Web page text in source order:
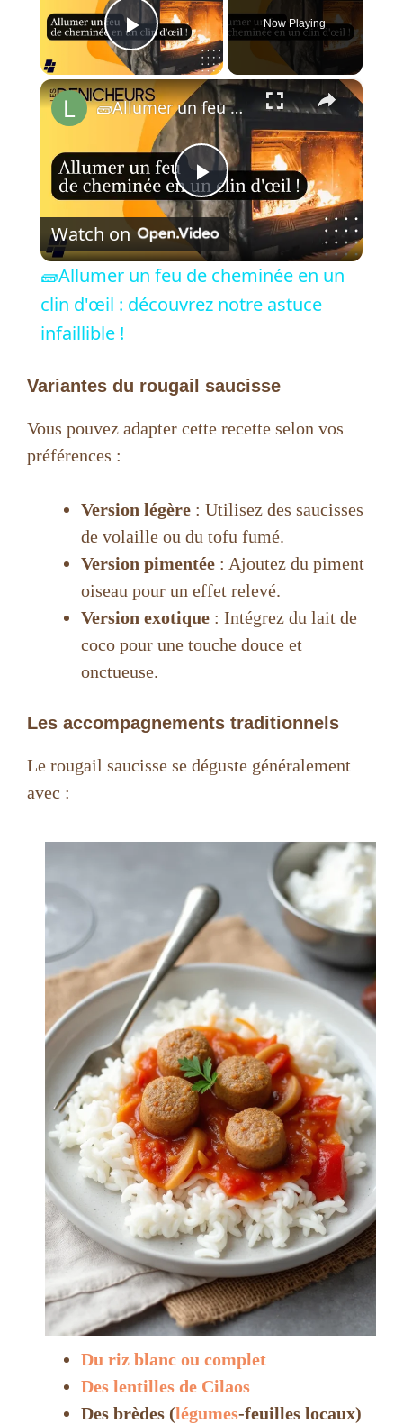
Play Video
Now Playing
×
P
l
a
d
e
o
🧱Allumer un feu de cheminée en un clin d'œil : découvrez notre astuce infaillible !
Watch on
🧱Allumer un feu de cheminée en un
clin d'œil : découvrez notre astuce
infaillible !
Variantes du rougail saucisse
Vous pouvez adapter cette recette selon vos
préférences :
Version légère : Utilisez des saucisses
de volaille ou du tofu fumé.
Version pimentée : Ajoutez du piment
oiseau pour un effet relevé.
Version exotique : Intégrez du lait de
coco pour une touche douce et
onctueuse.
Les accompagnements traditionnels
Le rougail saucisse se déguste généralement
avec :
Du riz blanc ou complet
Des lentilles de Cilaos
Des brèdes (légumes-feuilles locaux)